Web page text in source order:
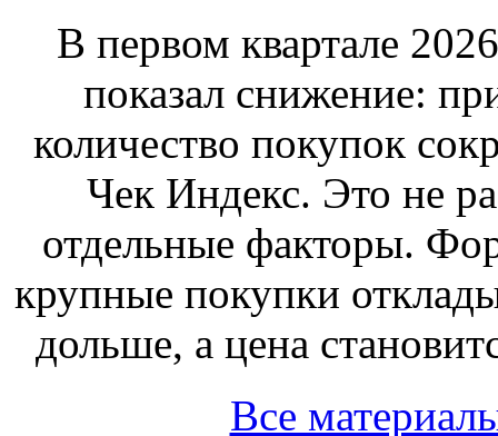
В первом квартале
показал снижение:
количество покупок
Чек Индекс. Это не
отдельные факторы.
крупные покупки
дольше, а цена
Все